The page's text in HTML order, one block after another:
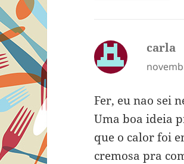
carla
Fer, eu nao sei
Uma boa ideia
que o calor foi
cremosa pra